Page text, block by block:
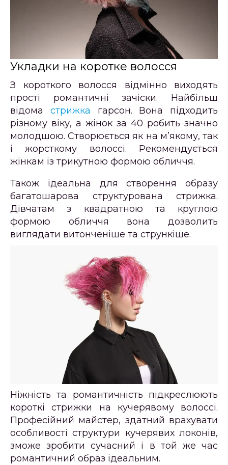
Укладки на коротке волосся
З короткого волосся відмінно виходять
прості романтичні зачіски. Найбільш
відома стрижка гарсон. Вона підходить
різному віку, а жінок за 40 робить значно
молодшою. Створюється як на м’якому, так
і жорсткому волоссі. Рекомендується
жінкам із трикутною формою обличчя.
Також ідеальна для створення образу
багатошарова структурована стрижка.
Дівчатам з квадратною та круглою
формою обличчя вона дозволить
виглядати витонченіше та стрункіше.
Ніжність та романтичність підкреслюють
короткі стрижки на кучерявому волоссі.
Професійний майстер, здатний врахувати
особливості структури кучерявих локонів,
зможе зробити сучасний і в той же час
романтичний образ ідеальним.